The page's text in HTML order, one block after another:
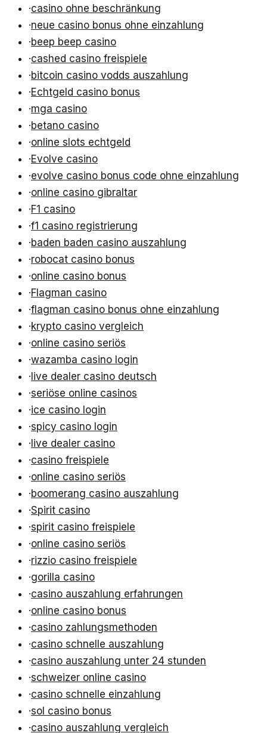
·casino ohne beschränkung
·neue casino bonus ohne einzahlung
·beep beep casino
·cashed casino freispiele
·bitcoin casino vodds auszahlung
·Echtgeld casino bonus
·mga casino
·betano casino
·online slots echtgeld
·Evolve casino
·evolve casino bonus code ohne einzahlung
·online casino gibraltar
·F1 casino
·f1 casino registrierung
·baden baden casino auszahlung
·robocat casino bonus
·online casino bonus
·Flagman casino
·flagman casino bonus ohne einzahlung
·krypto casino vergleich
·online casino seriös
·wazamba casino login
·live dealer casino deutsch
·seriöse online casinos
·ice casino login
·spicy casino login
·live dealer casino
·casino freispiele
·online casino seriös
·boomerang casino auszahlung
·Spirit casino
·spirit casino freispiele
·online casino seriös
·rizzio casino freispiele
·gorilla casino
·casino auszahlung erfahrungen
·online casino bonus
·casino zahlungsmethoden
·casino schnelle auszahlung
·casino auszahlung unter 24 stunden
·schweizer online casino
·casino schnelle einzahlung
·sol casino bonus
·casino auszahlung vergleich